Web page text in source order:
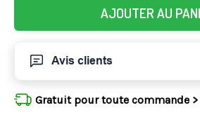
AJOUTER AU
Avis clients
Gratuit pour toute commande >